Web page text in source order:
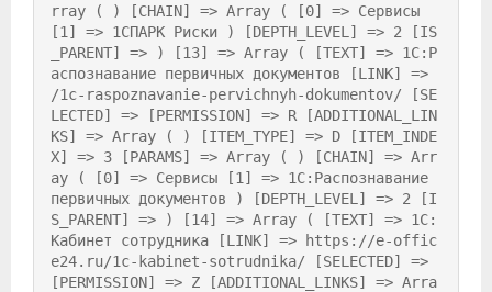
rray ( ) [CHAIN] => Array ( [0] => Сервисы
[1] => 1СПАРК Риски ) [DEPTH_LEVEL] => 2 [IS
_PARENT] => ) [13] => Array ( [TEXT] => 1С:Р
аспознавание первичных документов [LINK] =>
/1c-raspoznavanie-pervichnyh-dokumentov/ [SE
LECTED] => [PERMISSION] => R [ADDITIONAL_LIN
KS] => Array ( ) [ITEM_TYPE] => D [ITEM_INDE
X] => 3 [PARAMS] => Array ( ) [CHAIN] => Arr
ay ( [0] => Сервисы [1] => 1С:Распознавание
первичных документов ) [DEPTH_LEVEL] => 2 [I
S_PARENT] => ) [14] => Array ( [TEXT] => 1С:
Кабинет сотрудника [LINK] => https://e-offic
e24.ru/1c-kabinet-sotrudnika/ [SELECTED] =>
[PERMISSION] => Z [ADDITIONAL_LINKS] => Arra